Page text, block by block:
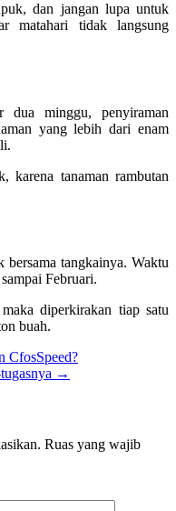
dan jangan lupa untuk
matahari tidak langsung
dua minggu, penyiraman
yang lebih dari enam
karena tanaman rambutan
bersama tangkainya. Waktu
Februari.
diperkirakan tiap satu
buah.
CfosSpeed?
→
Ruas yang wajib